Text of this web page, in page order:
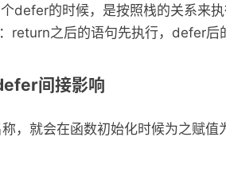
defer的时候，是按照栈的关系来
return之后的语句先执行，defer后
间接影响
，就会在函数初始化时候为之赋